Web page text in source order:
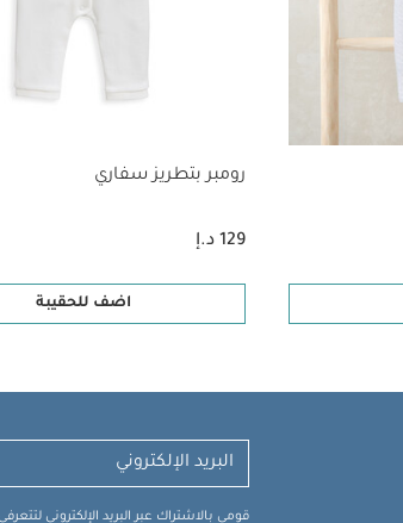
رومبر بتطريز سفاري
129 د.إ
اضف للحقيبة
قومي بالاشتراك عبر البريد الإلكتروني